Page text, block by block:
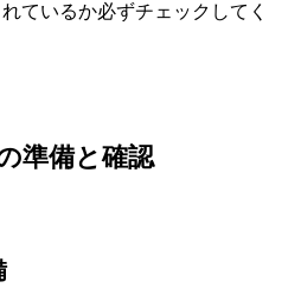
ているか必ずチェックしてく
準備と確認